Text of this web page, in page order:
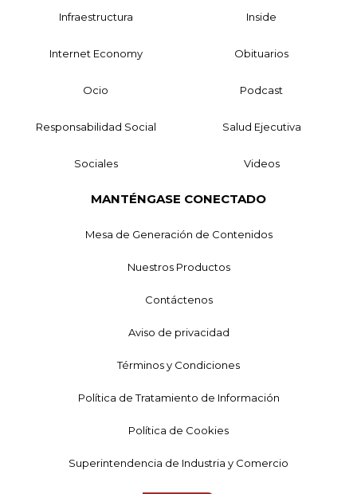
Infraestructura Inside
Internet Economy Obituarios
Ocio Podcast
Responsabilidad Social Salud Ejecutiva
Sociales Videos
MANTÉNGASE CONECTADO
Mesa de Generación de Contenidos
Nuestros Productos
Contáctenos
Aviso de privacidad
Términos y Condiciones
Política de Tratamiento de Información
Política de Cookies
Superintendencia de Industria y Comercio